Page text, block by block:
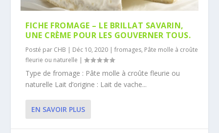
FICHE FROMAGE – LE BRILLAT SAVARIN,
UNE CRÈME POUR LES GOUVERNER TOUS.
Posté par CHB | Déc 10, 2020 |fromages, Pâte molle à croûte
fleurie ou naturelle |
Type de fromage : Pâte molle à croûte fleurie ou
naturelle Lait d’origine : Lait de vache...
EN SAVOIR PLUS